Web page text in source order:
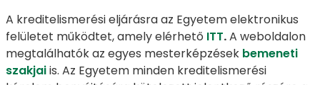
A kreditelismerési eljárásra az Egyetem elektronikus
felületet működtet, amely elérhető ITT.A weboldalon
megtalálhatók az egyes mesterképzések bemeneti
szakjaiis. Az Egyetem minden kreditelismerési